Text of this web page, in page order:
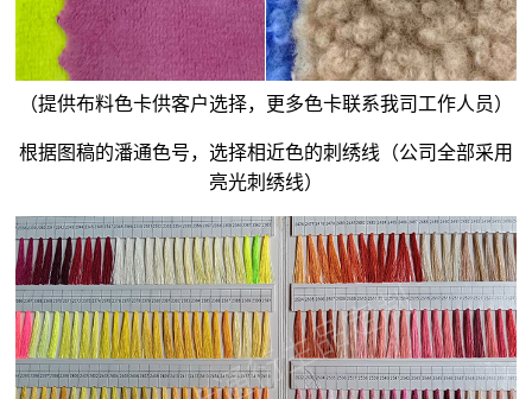
（提供布料色卡供客户选择，更多色卡联系我司工作人员）
根据图稿的潘通色号，选择相近色的刺绣线（公司全部采用
亮光刺绣线）